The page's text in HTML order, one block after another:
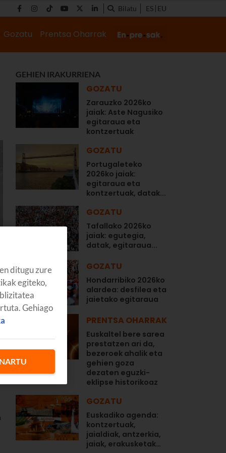
Bilatu ES EU
Gozatu Prentsa Oharrak
GEHIEN IRAKURRIENA
GOZATU
Zarauzko 2026ko
jaiak: Aste Nagusiko
egitaraua eta
kontzertuak
GOZATU
Portugaleteko
2026ko jaiak:
egitaraua eta
kontzertuak, datak...
GOZATU
Tafallako 2026ko
jaiak: egutegia,
datak, egitaraua...
GOZATU
Hondarribiko 2026ko
alardea: desfilea eta
jaietako egitaraua
PRENTSA OHARRAK
Euskaltel bere sarea
prestatzen ari da,
bezeroek ahalik eta
gehien goza
dezaten eguzki-
eklipse historikoaz
GOZATU
Euskadiko agenda:
kontzertuak,
jaialdiak, antzerkia,
jaiak, erakusketak…
ditugu zure
egiteko,
Gehiago